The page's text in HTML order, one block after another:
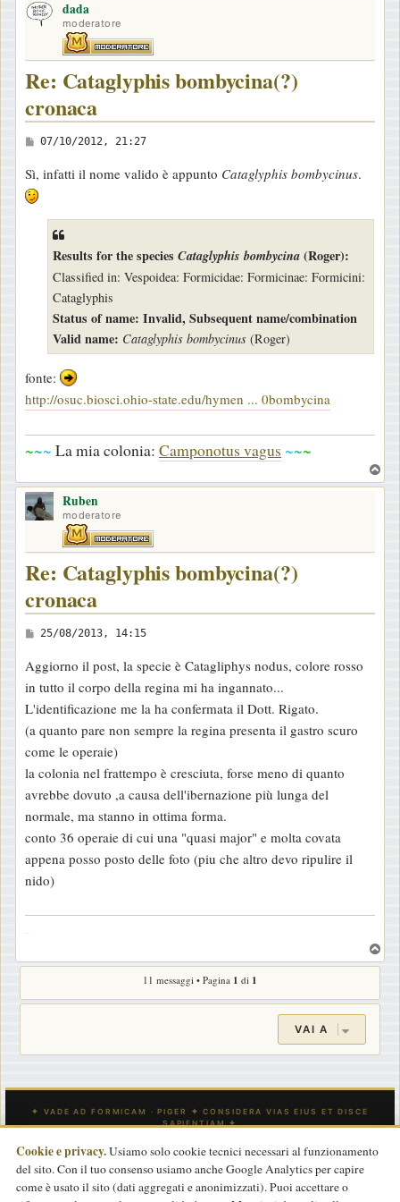
dada
moderatore
Re: Cataglyphis bombycina(?)
cronaca
M
s
s
07/10/2012, 21:27
Sì, infatti il nome valido è appunto Cataglyphis bombycinus.
Results for the species Cataglyphis bombycina (Roger):
Classified in: Vespoidea: Formicidae: Formicinae: Formicini:
Cataglyphis
Status of name: Invalid, Subsequent name/combination
Valid name: Cataglyphis bombycinus (Roger)
fonte:
http://osuc.biosci.ohio-state.edu/hymen ... 0bombycina
~~~ La mia colonia: Camponotus vagus ~~~
o
Ruben
moderatore
Re: Cataglyphis bombycina(?)
cronaca
M
s
s
a
g
g
i
o
25/08/2013, 14:15
Aggiorno il post, la specie è Catagliphys nodus, colore rosso
in tutto il corpo della regina mi ha ingannato...
L'identificazione me la ha confermata il Dott. Rigato.
(a quanto pare non sempre la regina presenta il gastro scuro
come le operaie)
la colonia nel frattempo è cresciuta, forse meno di quanto
avrebbe dovuto ,a causa dell'ibernazione più lunga del
normale, ma stanno in ottima forma.
conto 36 operaie di cui una "quasi major" e molta covata
appena posso posto delle foto (piu che altro devo ripulire il
nido)
o
11 messaggi • Pagina 1 di 1
VAI A
INDICE Tutti gli orari sonoUTC
CONTATTACI
Cookie e privacy.Usiamo solo cookie tecnici necessari al funzionamento
del sito. Con il tuo consenso usiamo anche Google Analytics per capire
come è usato il sito (dati aggregati e anonimizzati). Puoi accettare o